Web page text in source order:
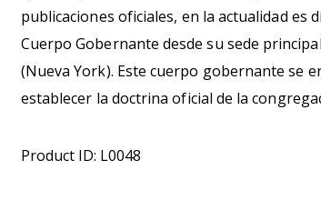
publicaciones oficiales, en la actualidad es
Cuerpo Gobernante desde su sede
(Nueva York).​ Este cuerpo gobernante se
establecer la doctrina oficial de la
Product ID: L0048